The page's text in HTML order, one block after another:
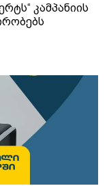
კამპანიის